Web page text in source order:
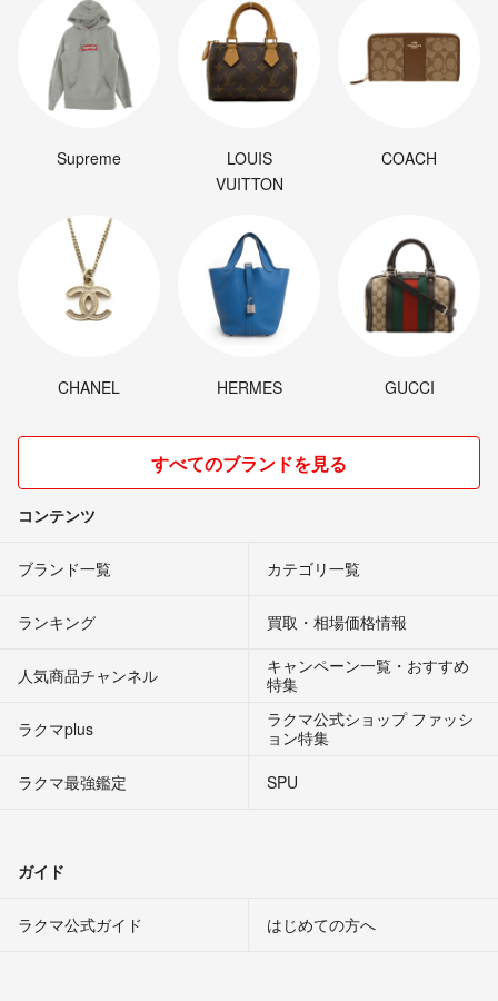
Supreme
LOUIS
VUITTON
COACH
CHANEL HERMES GUCCI
すべてのブランドを見る
コンテンツ
ブランド一覧 カテゴリ一覧
ランキング 買取・相場価格情報
人気商品チャンネル
キャンペーン一覧・おすすめ
特集
ラクマplus
ラクマ公式ショップ ファッシ
ョン特集
ラクマ最強鑑定
SPU
ガイド
ラクマ公式ガイド はじめての方へ